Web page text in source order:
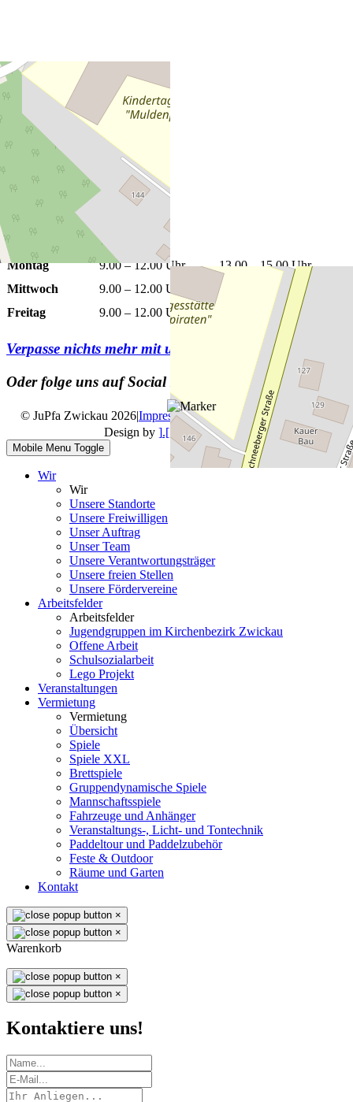
+−
Leaflet
© OpenStreetMap
Öffnungszeiten
Montag 9.00 – 12.00 Uhr
13.00 – 15.00 Uhr
Mittwoch
9.00 – 12.00 Uhr
13.00 – 15.00 Uhr
Freitag
9.00 – 12.00 Uhr
Verpasse nichts mehr mit unserem
Newsletter
Oder folge uns auf Social Media
© JuPfa Zwickau 2026|Impressum|Datenschutz|
Design by ].[ mediengestalter
Mobile Menu Toggle
Wir
Wir
Unsere Standorte
Unsere Freiwilligen
Unser Auftrag
Unser Team
Unsere Verantwortungsträger
Unsere freien Stellen
Unsere Fördervereine
Arbeitsfelder
Arbeitsfelder
Jugendgruppen im Kirchenbezirk Zwickau
Offene Arbeit
Schulsozialarbeit
Lego Projekt
Veranstaltungen
Vermietung
Vermietung
Übersicht
Spiele
Spiele XXL
Brettspiele
Gruppendynamische Spiele
Mannschaftsspiele
Fahrzeuge und Anhänger
Veranstaltungs-, Licht- und Tontechnik
Paddeltour und Paddelzubehör
Feste & Outdoor
Räume und Garten
Kontakt
×
×
Warenkorb
×
×
Kontaktiere uns!